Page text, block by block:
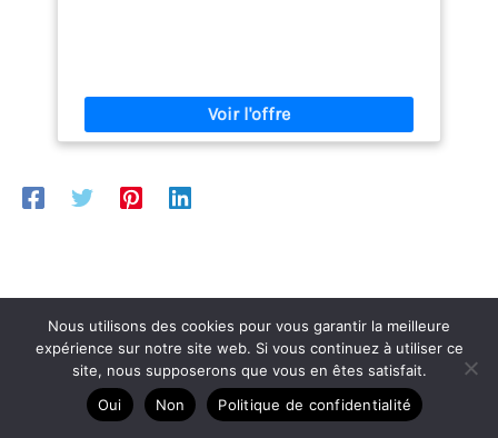
Articles similaires
Nov
Nous utilisons des cookies pour vous garantir la meilleure
expérience sur notre site web. Si vous continuez à utiliser ce
site, nous supposerons que vous en êtes satisfait.
Oui
Non Politique de confidentialité